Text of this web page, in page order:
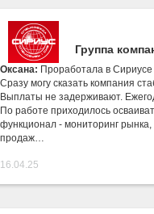
Группа
Оксана: Проработала в Сириусе
Сразу могу сказать компания
Выплаты не задерживают.
По работе приходилось
функционал - мониторинг рынка,
продаж…
16.04.25